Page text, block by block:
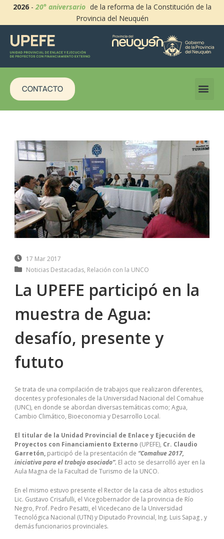
2026-20° aniversario de la reforma de la Constitución de la
Provincia del Neuquén
CONTACTO
17 Mar 2017
Noticias Destacadas, Relación con la UNCO
La UPEFE participó en la
muestra de Agua:
desafío, presente y
fututo
Se trata de una compilación de trabajos que realizaron diferentes,
docentes y profesionales de la Universidad Nacional del Comahue
(UNC), en donde se abordan diversas temáticas como; Agua,
Cambio Climático, Bioeconomia y Desarrollo Local.
El titular de la Unidad Provincial de Enlace y Ejecución de
Proyectos con Financiamiento Externo (UPEFE), Cr. Claudio
Garretón, participó de la presentación de “Comahue 2017,
iniciativa para el trabajo asociado”. El acto se desarrolló ayer en la
Aula Magna de la Facultad de Turismo de la UNCO.
En el mismo estuvo presente el Rector de la casa de altos estudios
Lic. Gustavo Crisafulli, el Vicegobernador de la provincia de Río
Negro, Prof. Pedro Pesatti, el Vicedecano de la Universidad
Tecnológica Nacional (UTN) y Diputado Provincial, Ing. Luis Sapag , y
demás funcionarios provinciales.